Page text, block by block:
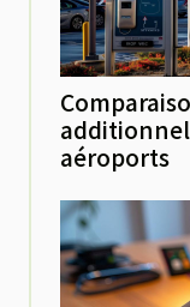
aéroports